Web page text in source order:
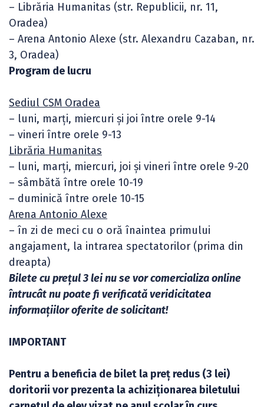
– Librăria Humanitas (str. Republicii, nr. 11,
Oradea)
– Arena Antonio Alexe (str. Alexandru Cazaban, nr.
3, Oradea)
Program de lucru
Sediul CSM Oradea
– luni, marți, miercuri și joi între orele 9-14
– vineri între orele 9-13
Librăria Humanitas
– luni, marți, miercuri, joi și vineri între orele 9-20
– sâmbătă între orele 10-19
– duminică între orele 10-15
Arena Antonio Alexe
– în zi de meci cu o oră înaintea primului
angajament, la intrarea spectatorilor (prima din
dreapta)
Bilete cu prețul 3 lei nu se vor comercializa online
întrucât nu poate fi verificată veridicitatea
informațiilor oferite de solicitant!
IMPORTANT
Pentru a beneficia de bilet la preț redus (3 lei)
doritorii vor prezenta la achiziționarea biletului